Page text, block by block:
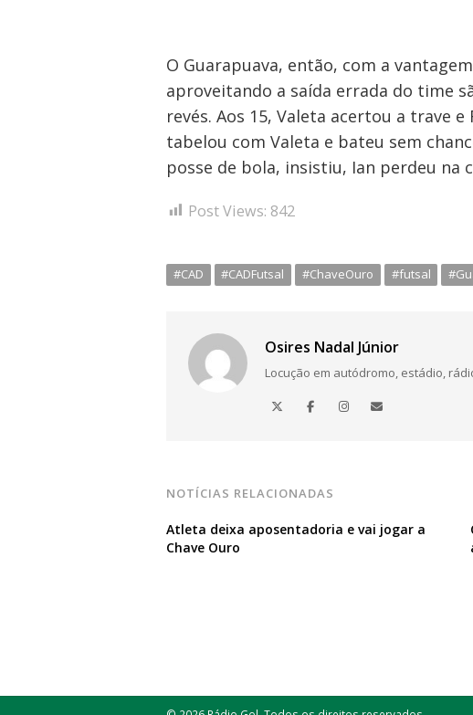
O Guarapuava, então, com a
aproveitando a saída errada do time
revés. Aos 15, Valeta acertou a trave
tabelou com Valeta e bateu sem
posse de bola, insistiu, Ian perdeu na
Post Views: 842
#CAD #CADFutsal #ChaveOuro #futsal
Osires Nadal Júnior
Locução em autódromo, estádio,
NOTÍCIAS RELACIONADAS
Atleta deixa aposentadoria e vai jogar a
Chave Ouro